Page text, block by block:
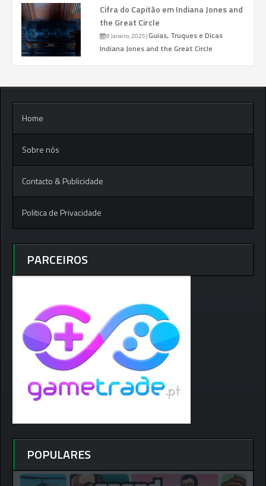
Cifra do Capitão em Indiana Jones and
the Great Circle
8 Janeiro, 2025|Guias, Truques e Dicas
Indiana Jones and the Great Circle
Home
Sobre nós
Contacto & Publicidade
Politica de Privacidade
PARCEIROS
POPULARES